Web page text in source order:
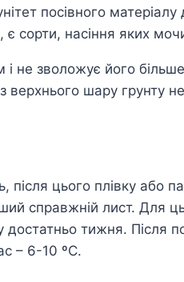
посівного
є сорти, насіння яких
і не зволожує його
шару грунту
цього плівку або
справжній лист. Для
достатньо тижня.
– 6-10 ºC.